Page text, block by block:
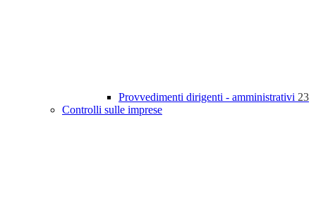
Provvedimenti dirigenti - amministrativi 23
Controlli sulle imprese